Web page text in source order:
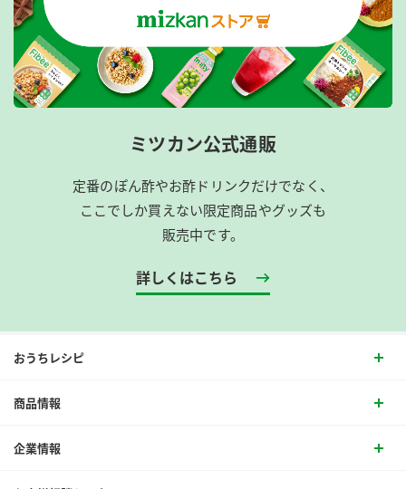
ミツカン公式通販
定番のぽん酢やお酢ドリンクだけでなく、
ここでしか買えない限定商品やグッズも
販売中です。
詳しくはこちら
おうちレシピ
商品情報
企業情報